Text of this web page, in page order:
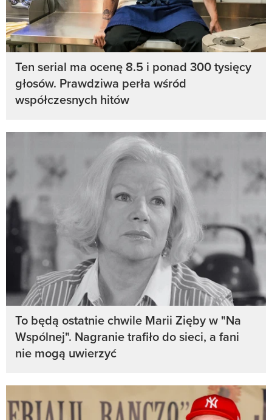
Ten serial ma ocenę 8.5 i ponad 300 tysięcy
głosów. Prawdziwa perła wśród
współczesnych hitów
To będą ostatnie chwile Marii Zięby w "Na
Wspólnej". Nagranie trafiło do sieci, a fani
nie mogą uwierzyć